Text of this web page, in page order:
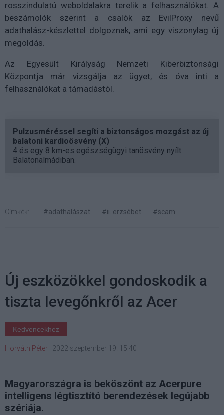
rosszindulatú weboldalakra terelik a felhasználókat. A
beszámolók szerint a csalók az EvilProxy nevű
adathalász-készlettel dolgoznak, ami egy viszonylag új
megoldás.
Az Egyesült Királyság Nemzeti Kiberbiztonsági
Központja már vizsgálja az ügyet, és óva inti a
felhasználókat a támadástól.
Pulzusméréssel segíti a biztonságos mozgást az új
balatoni kardioösvény (X)
4 és egy 8 km-es egészségügyi tanösvény nyílt
Balatonalmádiban.
Címkék: #adathalászat #ii. erzsébet #scam
Új eszközökkel gondoskodik a
tiszta levegőnkről az Acer
Kedvencekhez
Horváth Péter 2022 szeptember 19. 15:40
Magyarországra is beköszönt az Acerpure
intelligens légtisztító berendezések legújabb
szériája.